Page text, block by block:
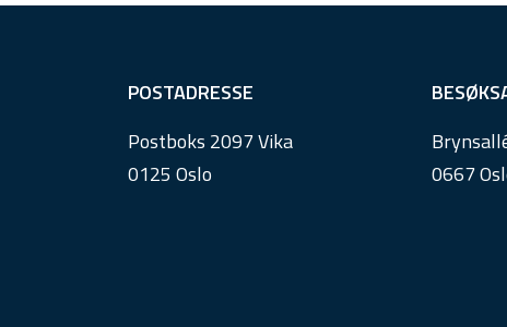
POSTADRESSE
Postboks 2097 Vika
0125 Oslo
0667